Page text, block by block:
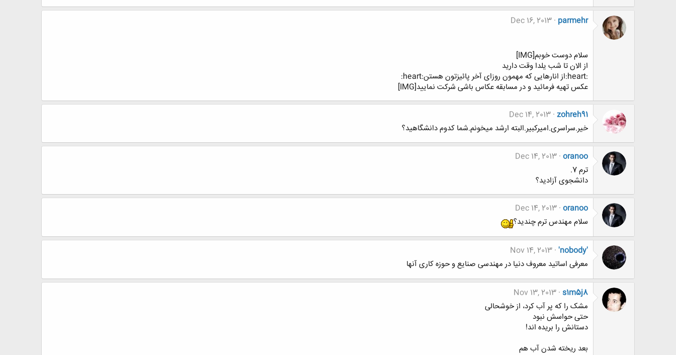
parmehr
Dec 16, 2013
سلام دوست خوبم[IMG]
از الان تا شب یلدا وقت دارید
:heart:از انارهایی که مهمون روزای آخر پائیزتون هستن:heart:
عکس تهیه فرمائید و در مسابقه عکاس باشی شرکت نمایید[IMG]
zohreh91
Dec 14, 2013
خیر.سراسری.امیرکبیر.البته ارشد میخونم.شما کدوم دانشگاهید؟
oranoo
Dec 14, 2013
ترم 7.
دانشجوی آزادید؟
oranoo
Dec 14, 2013
سلام مهندس ترم چندید؟
'nobody'
Nov 14, 2013
معرفی اساتید معروف دنیا در مهندسی صنایع و حوزه کاری آنها
s1m5j8
Nov 13, 2013
مشک را که پر آب کرد، از خوشحالی
حتی حواسش نبود
دستانش را بریده اند!
بعد ریخته شدن آب هم